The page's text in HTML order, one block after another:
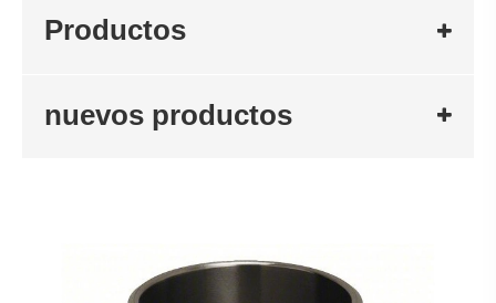
Productos
nuevos productos